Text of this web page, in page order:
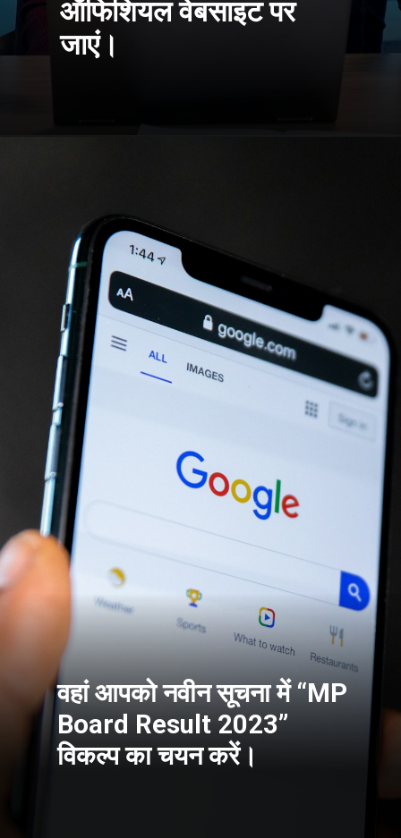
ऑफिशियल वेबसाइट पर
जाएं।
वहां आपको नवीन सूचना में “MP
Board Result 2023”
विकल्प का चयन करें।